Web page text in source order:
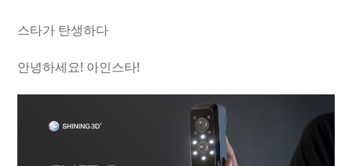
스타가 탄생하다
안녕하세요! 아인스타!